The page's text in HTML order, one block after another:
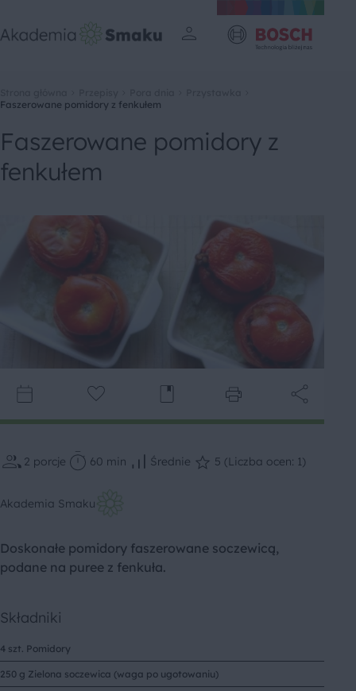
Faszerowane pomidory z fenkułem
Faszerowane pomidory z
fenkułem
2 porcje 60 min Średnie 5 (Liczba ocen: 1)
Akademia Smaku
Doskonałe pomidory faszerowane soczewicą,
podane na puree z fenkuła.
Składniki
4 szt. Pomidory
250 g Zielona soczewica (waga po ugotowaniu)